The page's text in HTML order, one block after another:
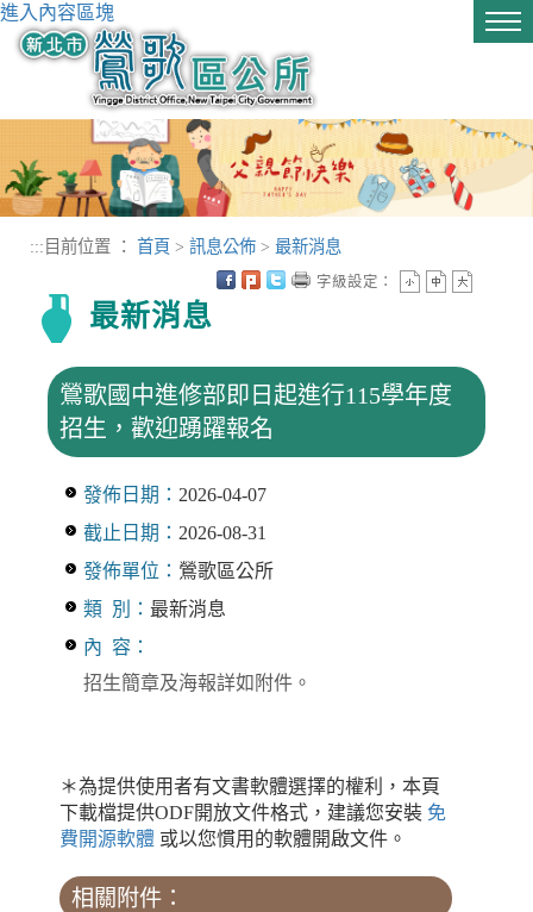
進入內容區塊
::: 目前位置 ： 首頁 > 訊息公佈 > 最新消息
最新消息
字級設定：
鶯歌國中進修部即日起進行115學年度
招生，歡迎踴躍報名
發佈日期： 2026-04-07
截止日期： 2026-08-31
發佈單位： 鶯歌區公所
類 別： 最新消息
內 容：
招生簡章及海報詳如附件。
＊為提供使用者有文書軟體選擇的權利，本頁
下載檔提供ODF開放文件格式，建議您安裝 免
費開源軟體 或以您慣用的軟體開啟文件。
相關附件：